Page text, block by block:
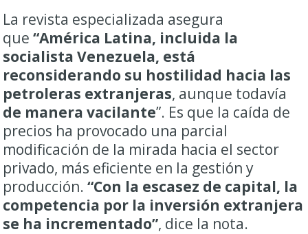
La revista especializada asegura
que“América Latina, incluida la
socialista Venezuela, está
reconsiderando su hostilidad hacia las
petroleras extranjeras, aunque todavía
de manera vacilante”. Es que la caída de
precios ha provocado una parcial
modificación de la mirada hacia el sector
privado, más eficiente en la gestión y
producción.“Con la escasez de capital, la
competencia por la inversión extranjera
se ha incrementado”, dice la nota.